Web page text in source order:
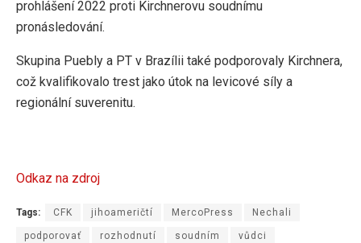
prohlášení 2022 proti Kirchnerovu soudnímu
pronásledování.
Skupina Puebly a PT v Brazílii také podporovaly Kirchnera,
což kvalifikovalo trest jako útok na levicové síly a
regionální suverenitu.
Odkaz na zdroj
Tags: CFK jihoameričtí MercoPress Nechali
podporovať rozhodnutí soudním vůdci